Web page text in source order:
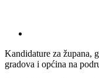
Kandidature za župana,
gradova i općina na